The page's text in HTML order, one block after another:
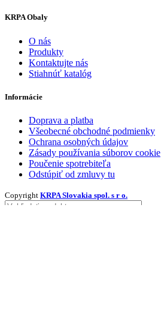
KRPA Obaly
O nás
Produkty
Kontaktujte nás
Stiahnúť katalóg
Informácie
Doprava a platba
Všeobecné obchodné podmienky
Ochrana osobných údajov
Zásady používania súborov cookie
Poučenie spotrebiteľa
Odstúpiť od zmluvy tu
Copyright KRPA Slovakia spol. s r o.